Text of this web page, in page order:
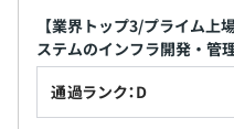
【業界トップ3/プライム上
ステムのインフラ開発・管
通過ランク：D